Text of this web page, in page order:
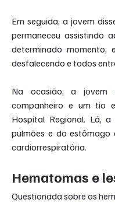
Em seguida, a jovem
permaneceu assistindo
determinado momento,
desfalecendo e todos
Na ocasião, a
companheiro e um tio
Hospital Regional. Lá,
pulmões e do
cardiorrespiratória.
Hematomas e
Questionada sobre os